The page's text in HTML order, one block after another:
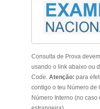
Consulta de Prova
usando o link abaixo ou
Code. Atenção: para
contigo o teu Número de
Número Interno (no